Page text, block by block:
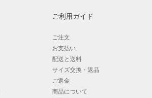
ご利用ガイド
ご注文
お支払い
配送と送料
サイズ交換・返品
ご返金
商品について